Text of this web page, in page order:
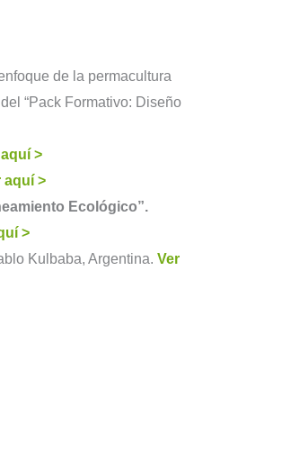
de la permacultura
“Pack Formativo: Diseño
>
aquí >
Ecológico”.
>
Kulbaba, Argentina. Ver